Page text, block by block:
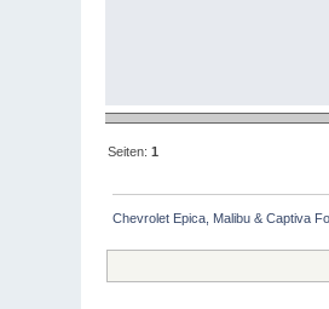
Seiten:1
Chevrolet Epica, Malibu & Captiva